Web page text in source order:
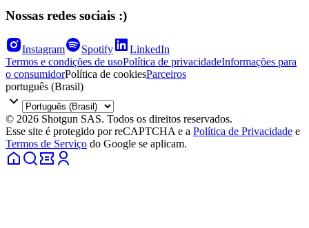
Nossas redes sociais :)
Instagram Spotify
LinkedIn
Termos e condições de usoPolítica de privacidadeInformações para
o consumidorPolítica de cookiesParceiros
português (Brasil)
© 2026 Shotgun SAS. Todos os direitos reservados.
Esse site é protegido por reCAPTCHA e a Política de Privacidade e
Termos de Serviço do Google se aplicam.